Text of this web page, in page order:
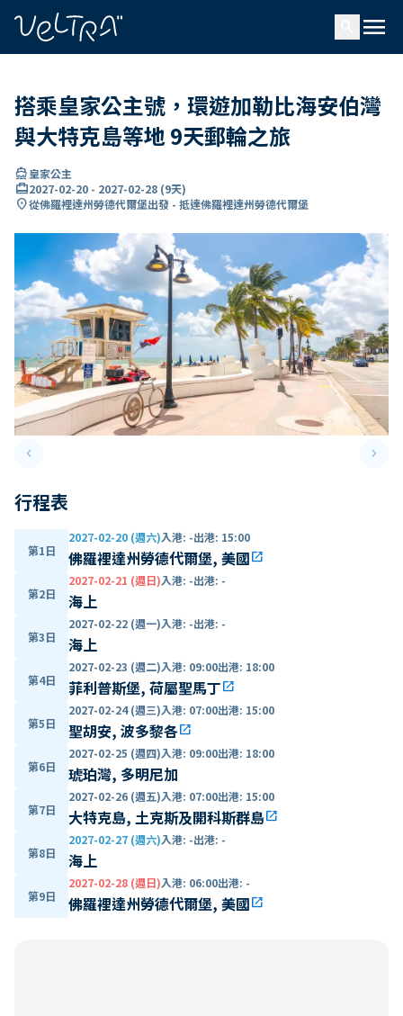
menu
搭乘皇家公主號，環遊加勒比海安伯灣
與大特克島等地 9天郵輪之旅
directions_boat皇家公主
card_travel2027-02-20 - 2027-02-28 (9天)
location_on從佛羅裡達州勞德代爾堡出發 - 抵達佛羅裡達州勞德代爾堡
keyboard_arrow_leftPrevious slide keyboard_arrow_right
行程表
第1日
2027-02-20 (週六)入港: -出港: 15:00
佛羅裡達州勞德代爾堡, 美國open_in_new
第2日
2027-02-21 (週日)入港: -出港: -
海上
第3日
2027-02-22 (週一)入港: -出港: -
海上
第4日
2027-02-23 (週二)入港: 09:00出港: 18:00
菲利普斯堡, 荷屬聖馬丁open_in_new
第5日
2027-02-24 (週三)入港: 07:00出港: 15:00
聖胡安, 波多黎各open_in_new
第6日
2027-02-25 (週四)入港: 09:00出港: 18:00
琥珀灣, 多明尼加
第7日
2027-02-26 (週五)入港: 07:00出港: 15:00
大特克島, 土克斯及開科斯群島open_in_new
第8日
2027-02-27 (週六)入港: -出港: -
海上
第9日
2027-02-28 (週日)入港: 06:00出港: -
佛羅裡達州勞德代爾堡, 美國open_in_new